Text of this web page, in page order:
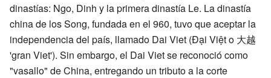
dinastías: Ngo, Dinh y la primera dinastía Le. La dinastía
china de los Song, fundada en el 960, tuvo que aceptar la
independencia del país, llamado Dai Viet (Đại Việt o 大越
'gran Viet'). Sin embargo, el Dai Viet se reconoció como
"vasallo" de China, entregando un tributo a la corte